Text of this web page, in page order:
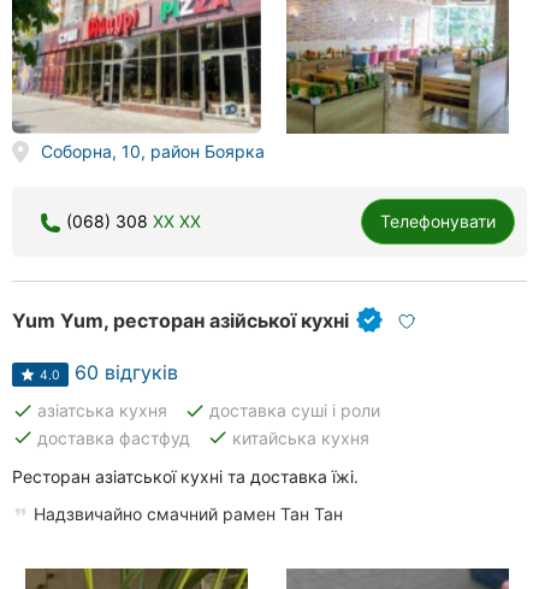
Карпати
Соборна, 10, район Боярка
(068) 308 XX XX Телефонувати
Yum Yum, ресторан азійської кухні
4.0 60 відгуків
done азіатська кухня done доставка суші і роли
done доставка фастфуд done китайська кухня
Ресторан азіатської кухні та доставка їжі.
Надзвичайно смачний рамен Тан Тан